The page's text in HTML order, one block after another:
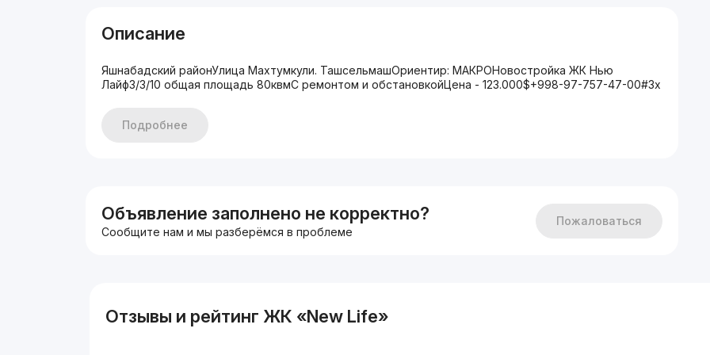
Описание
Яшнабадский районУлица Махтумкули. ТашсельмашОриентир: МАКРОНовостройка ЖК Нью
Лайф3/3/10 общая площадь 80квмС ремонтом и обстановкойЦена - 123.000$+998-97-757-47-00#3х
Подробнее
Объявление заполнено не корректно?
Сообщите нам и мы разберёмся в проблеме
Пожаловаться
Отзывы и рейтинг ЖК «New Life»